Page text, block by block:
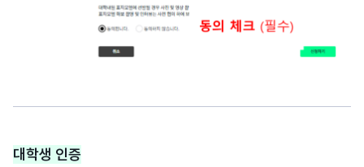
대학생 인증